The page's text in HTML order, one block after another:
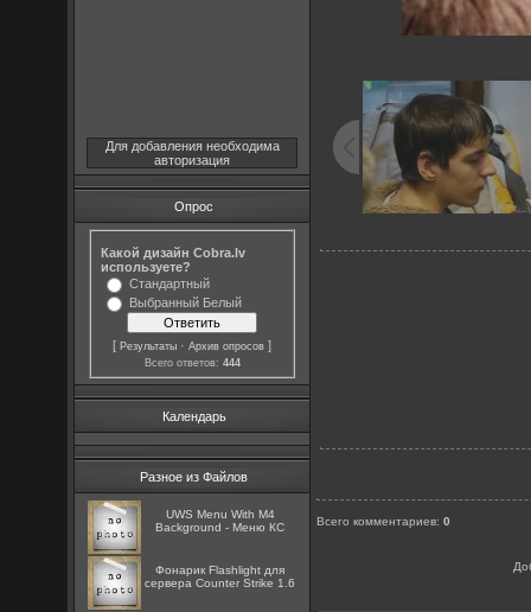
Для добавления необходима
авторизация
Опрос
Какой дизайн Cobra.lv
используете?
Стандартный
Выбранный Белый
[Результаты ·Архив опросов ]
Всего ответов: 444
Календарь
Разное из Файлов
UWS Menu With M4
Background - Меню КС
Фонарик Flashlight для
сервера Counter Strike 1.6
Всего комментариев:0